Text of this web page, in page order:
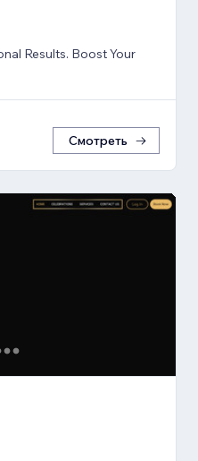
Results. Boost Your
Смотреть